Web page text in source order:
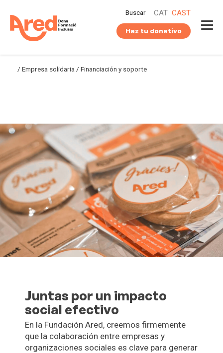
contenido
Buscar CAT CAST
Haz tu donativo
/ Empresa solidaria / Financiación y soporte
Juntas por un impacto
social efectivo
En la Fundación Ared, creemos firmemente
que la colaboración entre empresas y
organizaciones sociales es clave para generar